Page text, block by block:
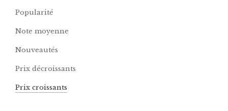
Popularité
Note moyenne
Nouveautés
Prix décroissants
Prix croissants